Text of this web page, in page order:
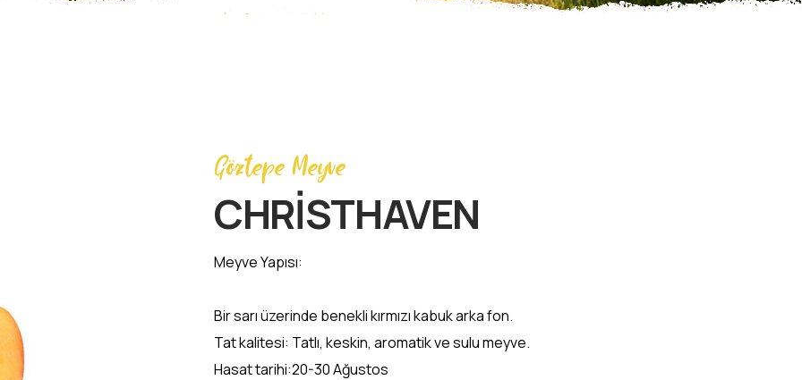
Göztepe Meyve
CHRİSTHAVEN
Meyve Yapısı:
Bir sarı üzerinde benekli kırmızı kabuk arka fon.
Tat kalitesi: Tatlı, keskin, aromatik ve sulu meyve.
Hasat tarihi:20-30 Ağustos